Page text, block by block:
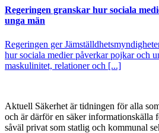
Regeringen granskar hur sociala
unga män
Regeringen ger
hur sociala medier påverkar pojkar och
maskulinitet, relationer och [...]
Aktuell Säkerhet är tidningen för alla
och är därför en säker informationskälla
såväl privat som statlig och kommunal